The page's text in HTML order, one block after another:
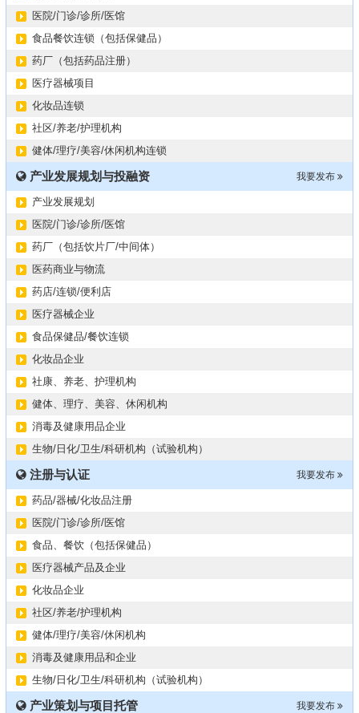
医院/门诊/诊所/医馆
食品餐饮连锁（包括保健品）
药厂（包括药品注册）
医疗器械项目
化妆品连锁
社区/养老/护理机构
健体/理疗/美容/休闲机构连锁
我要发布
产业发展规划与投融资
产业发展规划
医院/门诊/诊所/医馆
药厂（包括饮片厂/中间体）
医药商业与物流
药店/连锁/便利店
医疗器械企业
食品保健品/餐饮连锁
化妆品企业
社康、养老、护理机构
健体、理疗、美容、休闲机构
消毒及健康用品企业
生物/日化/卫生/科研机构（试验机构）
我要发布
注册与认证
药品/器械/化妆品注册
医院/门诊/诊所/医馆
食品、餐饮（包括保健品）
医疗器械产品及企业
化妆品企业
社区/养老/护理机构
健体/理疗/美容/休闲机构
消毒及健康用品和企业
生物/日化/卫生/科研机构（试验机构）
我要发布
产业策划与项目托管